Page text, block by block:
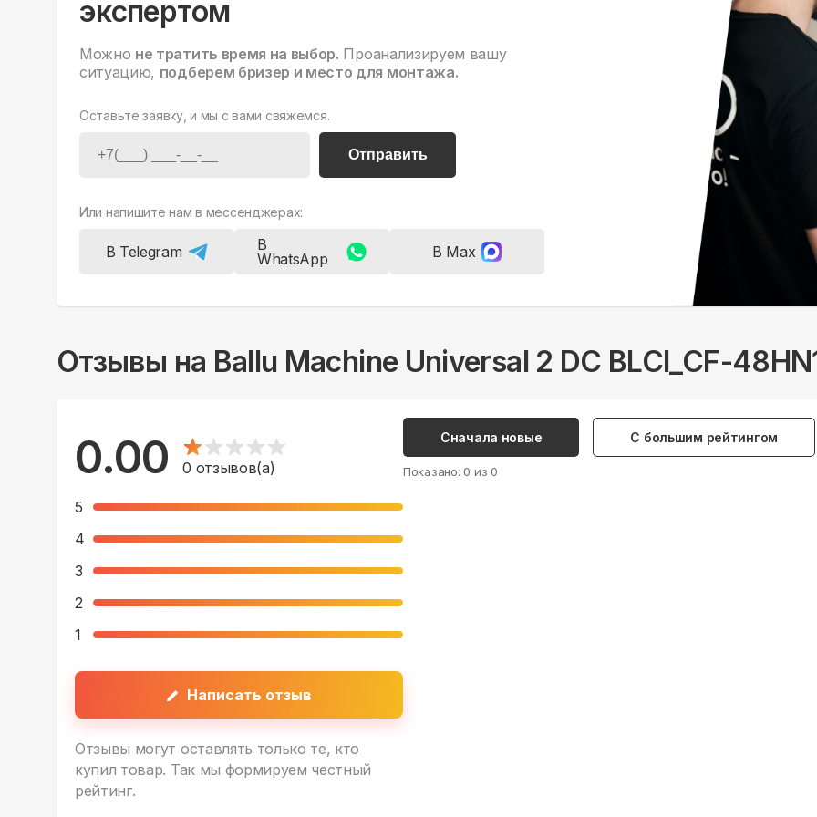
экспертом
Можно не тратить время на выбор. Проанализируем вашу
ситуацию, подберем бризер и место для монтажа.
Оставьте заявку, и мы с вами свяжемся.
Отправить
Или напишите нам в мессенджерах:
В Telegram
В
WhatsApp
В Max
Отзывы на Ballu Machine Universal 2 DC BLCI_CF-
0.00 0 отзывов(а)
5
4
3
2
1
Написать отзыв
Отзывы могут оставлять только те, кто
купил товар. Так мы формируем честный
рейтинг.
Сначала новые С большим рейтингом
Показано: 0 из 0